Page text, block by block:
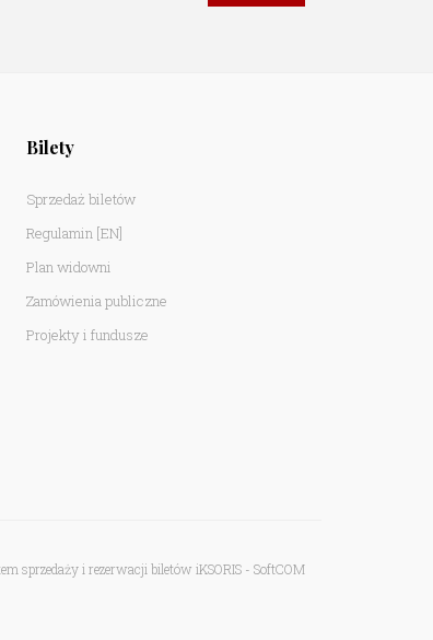
Bilety
Sprzedaż biletów
Regulamin [EN]
Plan widowni
Zamówienia publiczne
Projekty i fundusze
sprzedaży i rezerwacji biletów iKSORIS - SoftCOM